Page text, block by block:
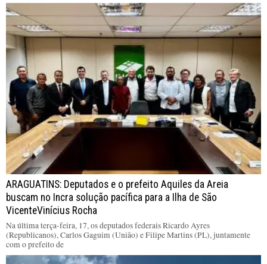
ARAGUATINS: Deputados e o prefeito Aquiles da Areia
buscam no Incra solução pacífica para a Ilha de São
VicenteVinícius Rocha
Na última terça-feira, 17, os deputados federais Ricardo Ayres
(Republicanos), Carlos Gaguim (União) e Filipe Martins (PL), juntamente
com o prefeito de